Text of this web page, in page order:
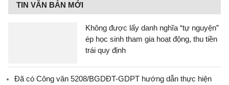
TIN VĂN BẢN MỚI
Không được lấy danh nghĩa “tự nguyện”
ép học sinh tham gia hoạt động, thu tiền
trái quy định
Đã có Công văn 5208/BGDĐT-GDPT hướng dẫn thực hiện